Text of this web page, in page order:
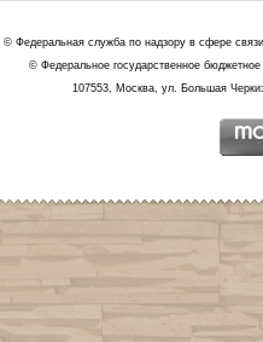
© Федеральная служба по надзору в сфере
© Федеральное государственное
107553, Москва, ул. Большая